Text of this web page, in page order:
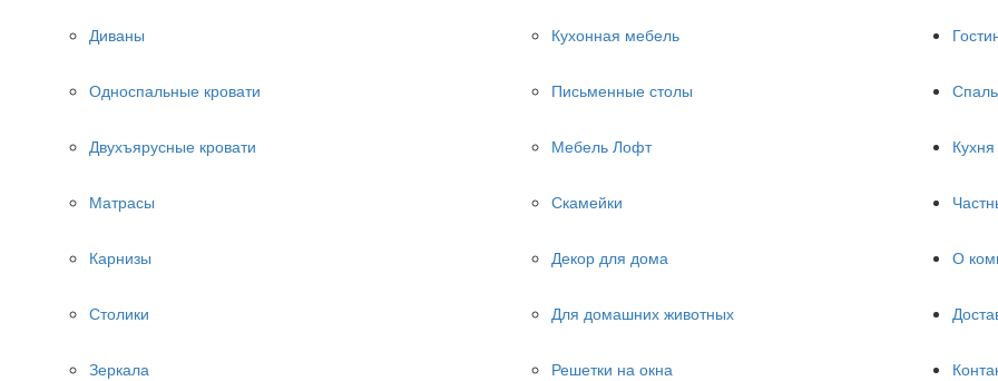
Диваны
Односпальные кровати
Двухъярусные кровати
Матрасы
Карнизы
Столики
Зеркала
Кухонная мебель
Письменные столы
Мебель Лофт
Скамейки
Декор для дома
Для домашних животных
Решетки на окна
Кухня
О